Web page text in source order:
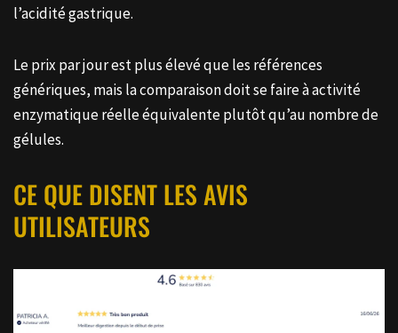
l’acidité gastrique.
Le prix par jour est plus élevé que les références
génériques, mais la comparaison doit se faire à activité
enzymatique réelle équivalente plutôt qu’au nombre de
gélules.
CE QUE DISENT LES AVIS
UTILISATEURS